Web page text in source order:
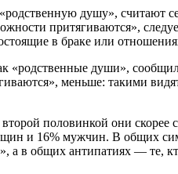
душу», считают
притягиваются»,
в браке или
«родственные души»,
меньше: такими
половинкой они
и 16% мужчин. В общих
а в общих антипатиях — те,